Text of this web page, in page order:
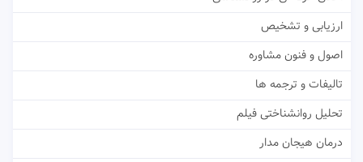
ارزیابی و تشخیص
اصول و فنون مشاوره
تالیفات و ترجمه ها
تحلیل روانشناختی فیلم
درمان هیجان مدار